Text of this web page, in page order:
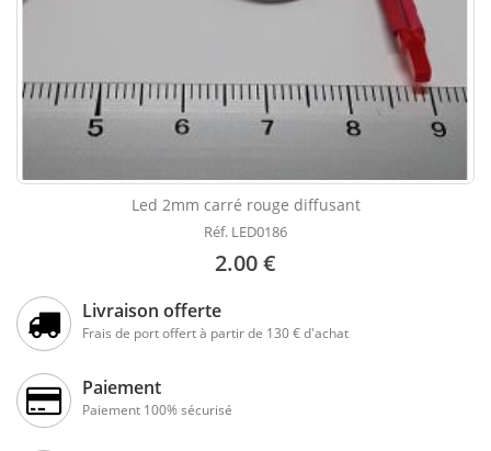
Led 2mm carré rouge diffusant
Réf. LED0186
2.00 €
Livraison offerte
Frais de port offert à partir de 130 € d'achat
Paiement
Paiement 100% sécurisé